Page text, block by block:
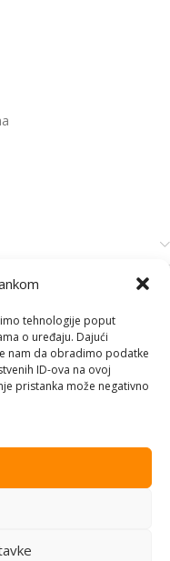
tehnologije poput
o uređaju. Dajući
nam da obradimo podatke
ID-ova na ovoj
pristanka može negativno